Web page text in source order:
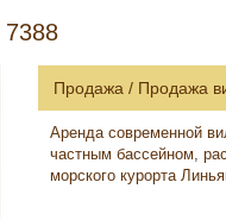
Продажа / Продажа
Аренда современной
частным бассейном,
морского курорта